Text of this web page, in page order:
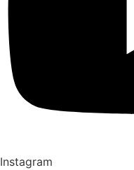
Instagram